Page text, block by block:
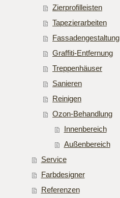
Zierprofilleisten
Tapezierarbeiten
Fassadengestaltung
Graffiti-Entfernung
Treppenhäuser
Sanieren
Reinigen
Ozon-Behandlung
Innenbereich
Außenbereich
Service
Farbdesigner
Referenzen